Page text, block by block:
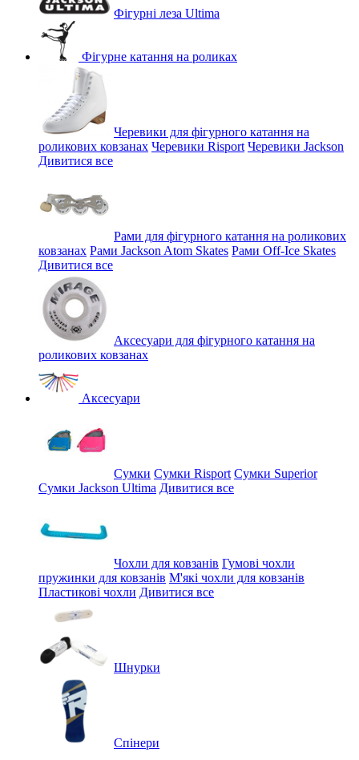
Фігурні леза Ultima
Фігурне катання на роликах
Черевики для фігурного катання на
роликових ковзанах Черевики Risport Черевики Jackson
Дивитися все
Рами для фігурного катання на роликових
ковзанах Рами Jackson Atom Skates Рами Off-Ice Skates
Дивитися все
Аксесуари для фігурного катання на
роликових ковзанах
Аксесуари
Сумки Сумки Risport Сумки Superior
Сумки Jackson Ultima Дивитися все
Чохли для ковзанів Гумові чохли
пружинки для ковзанів М'які чохли для ковзанів
Пластикові чохли Дивитися все
Шнурки
Спінери